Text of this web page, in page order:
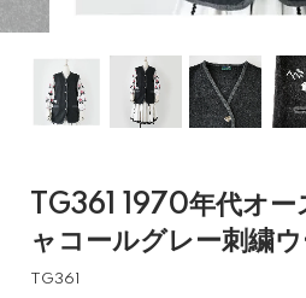
TG361 1970年代オ
ャコールグレー刺繍
TG361